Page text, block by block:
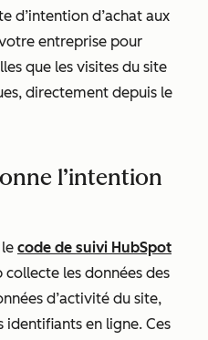
d’intention d’achat aux
entreprise pour
que les visites du site
directement depuis le
l’intention
le code de suivi HubSpot
les données des
d’activité du site,
identifiants en ligne. Ces